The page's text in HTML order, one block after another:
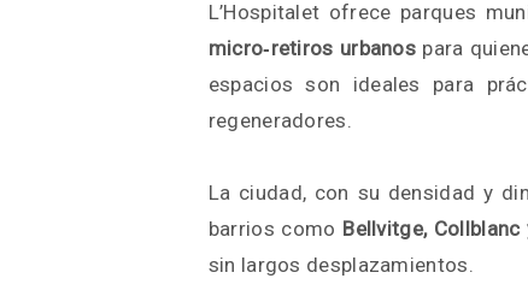
L’Hospitalet ofrece parques
micro‑retiros urbanos para
espacios son ideales para
regeneradores.
La ciudad, con su densidad y
barrios como Bellvitge, Collblanc
sin largos desplazamientos.